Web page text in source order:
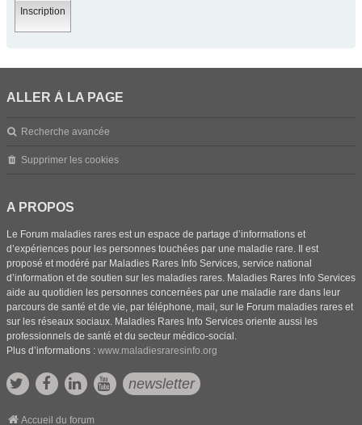
Inscription
ALLER À LA PAGE
Recherche avancée
Supprimer les cookies
A PROPOS
Le Forum maladies rares est un espace de partage d’informations et
d’expériences pour les personnes touchées par une maladie rare. Il est
proposé et modéré par Maladies Rares Info Services, service national
d’information et de soutien sur les maladies rares. Maladies Rares Info Services
aide au quotidien les personnes concernées par une maladie rare dans leur
parcours de santé et de vie, par téléphone, mail, sur le Forum maladies rares et
sur les réseaux sociaux. Maladies Rares Info Services oriente aussi les
professionnels de santé et du secteur médico-social.
Plus d’informations : www.maladiesraresinfo.org
newsletter
Accueil du forum